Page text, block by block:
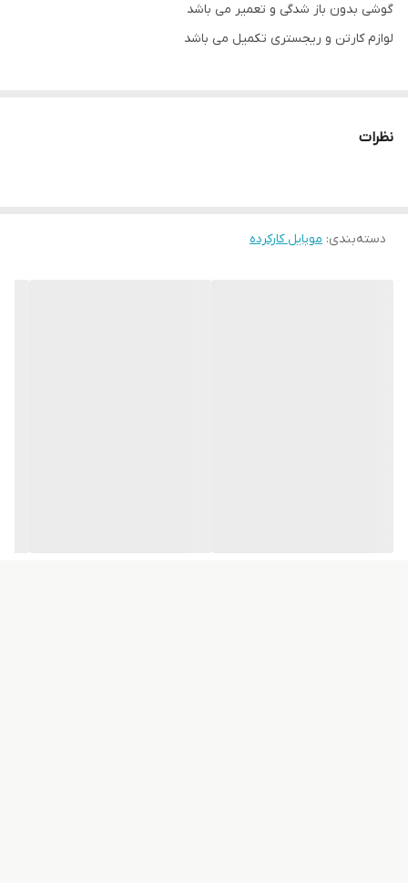
گوشی بدون باز شدگی و تعمیر می باشد
لوازم کارتن و ریجستری تکمیل می باشد
نظرات
دسته‌بندی: موبایل کارکرده